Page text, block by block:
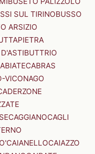
SUL TIRINOBUSSO
ARSIZIO
BUTTRIO
CABRAS
VICONAGO
CAGGIANOCAGLI
CAIANELLOCAIAZZO